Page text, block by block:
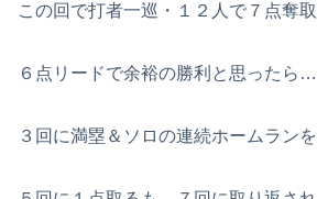
この回で打者一巡・１２人で７点奪取
６点リードで余裕の勝利と思ったら…
３回に満塁＆ソロの連続ホームラン